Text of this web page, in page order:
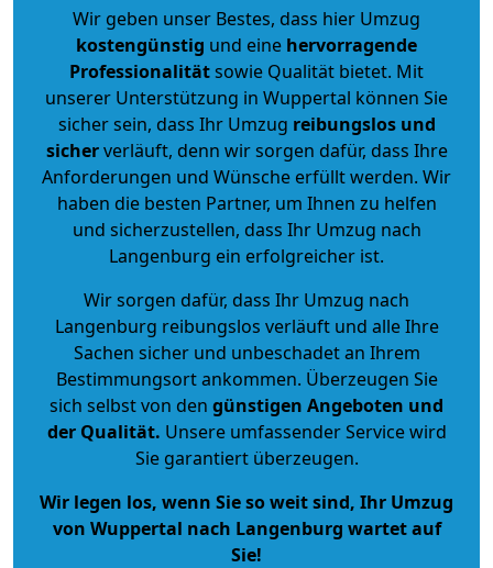
Wir geben unser Bestes, dass hier Umzug
kostengünstig und eine hervorragende
Professionalitätsowie Qualität bietet. Mit
unserer Unterstützung in Wuppertal können Sie
sicher sein, dass Ihr Umzug reibungslos und
sicherverläuft, denn wir sorgen dafür, dass Ihre
Anforderungen und Wünsche erfüllt werden. Wir
haben die besten Partner, um Ihnen zu helfen
und sicherzustellen, dass Ihr Umzug nach
Langenburg ein erfolgreicher ist.
Wir sorgen dafür, dass Ihr Umzug nach
Langenburg reibungslos verläuft und alle Ihre
Sachen sicher und unbeschadet an Ihrem
Bestimmungsort ankommen. Überzeugen Sie
sich selbst von den günstigen Angeboten und
der Qualität. Unsere umfassender Service wird
Sie garantiert überzeugen.
Wir legen los, wenn Sie so weit sind, Ihr Umzug
von Wuppertal nach Langenburg wartet auf
Sie!